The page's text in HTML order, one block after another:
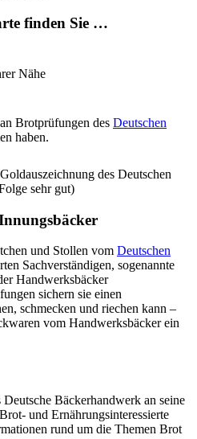
finden Sie …
Nähe
Brotprüfungen des Deutschen
haben.
des Deutschen
sehr gut)
und Stollen vom Deutschen
Sachverständigen, sogenannte
Handwerksbäcker
sichern sie einen
schmecken und riechen kann –
vom Handwerksbäcker ein
Bäckerhandwerk an seine
und Ernährungsinteressierte
rund um die Themen Brot